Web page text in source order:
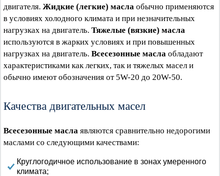
двигателя. Жидкие (легкие) масла обычно применяются
в условиях холодного климата и при незначительных
нагрузках на двигатель. Тяжелые (вязкие) масла
используются в жарких условиях и при повышенных
нагрузках на двигатель. Всесезонные масла обладают
характеристиками как легких, так и тяжелых масел и
обычно имеют обозначения от 5W-20 до 20W-50.
Качества двигательных масел
Всесезонные масла являются сравнительно недорогими
маслами со следующими качествами:
Круглогодичное использование в зонах умеренного
климата;